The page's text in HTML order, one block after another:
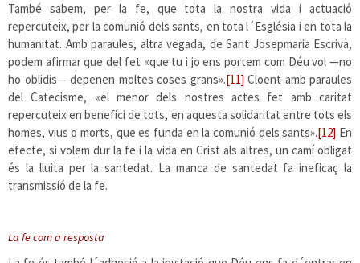
També sabem, per la fe, que tota la nostra vida i actuació
repercuteix, per la comunió dels sants, en tota l´Església i en tota la
humanitat. Amb paraules, altra vegada, de Sant Josepmaria Escrivà,
podem afirmar que del fet «que tu i jo ens portem com Déu vol —no
ho oblidis— depenen moltes coses grans».[11] Cloent amb paraules
del Catecisme, «el menor dels nostres actes fet amb caritat
repercuteix en benefici de tots, en aquesta solidaritat entre tots els
homes, vius o morts, que es funda en la comunió dels sants».[12] En
efecte, si volem dur la fe i la vida en Crist als altres, un camí obligat
és la lluita per la santedat. La manca de santedat fa ineficaç la
transmissió de la fe.
La fe com a resposta